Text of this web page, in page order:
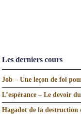
Les derniers cours
Job – Une leçon de foi
L’espérance – Le devoir
Hagadot de la